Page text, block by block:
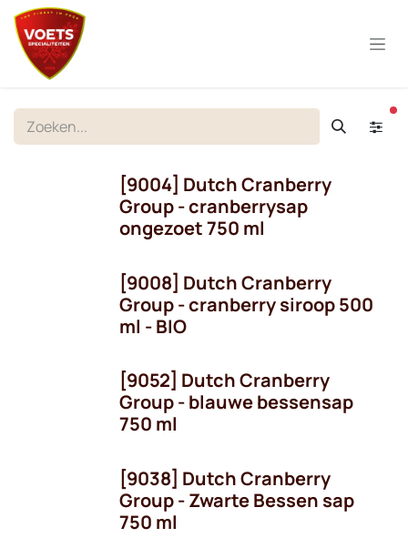
Overslaan naar inhoud
[9004] Dutch Cranberry
Group - cranberrysap
ongezoet 750 ml
[9008] Dutch Cranberry
Group - cranberry siroop 500
ml - BIO
[9052] Dutch Cranberry
Group - blauwe bessensap
750 ml
[9038] Dutch Cranberry
Group - Zwarte Bessen sap
750 ml